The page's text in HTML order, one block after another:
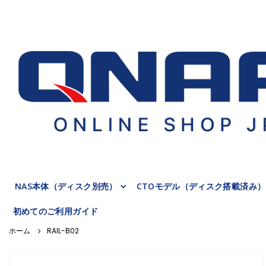
NAS本体（ディスク別売） CTOモデル（ディスク搭載済み）
初めてのご利用ガイド
RAIL-B02